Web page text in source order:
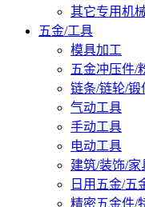
其它专用机
五金/工具
模具加工
五金冲压件/
链条/链轮/锻
气动工具
手动工具
电动工具
建筑/装饰/家
日用五金/五
精密五金件/